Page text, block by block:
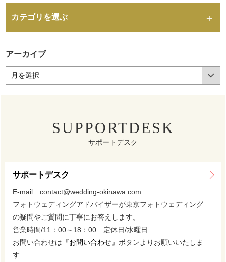
カテゴリを選ぶ
アーカイブ
SUPPORTDESK
サポートデスク
サポートデスク
E-mail contact@wedding-okinawa.com
フォトウェディングアドバイザーが東京フォトウェディング
の疑問やご質問に丁寧にお答えします。
営業時間/11：00～18：00 定休日/水曜日
お問い合わせは 『お問い合わせ』 ボタンよりお願いいたしま
す